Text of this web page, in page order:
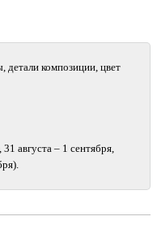
композиции, цвет
августа – 1 сентября,